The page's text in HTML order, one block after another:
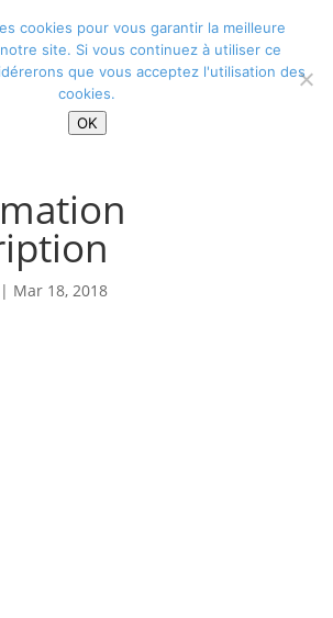
page
Confirmation d’inscription
| Mar 18, 2018
cookies pour vous garantir la meilleure
site. Si vous continuez à utiliser ce
que vous acceptez l'utilisation des
cookies.
OK